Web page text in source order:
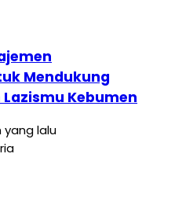
Mendukung
Lazismu Kebumen
yang lalu